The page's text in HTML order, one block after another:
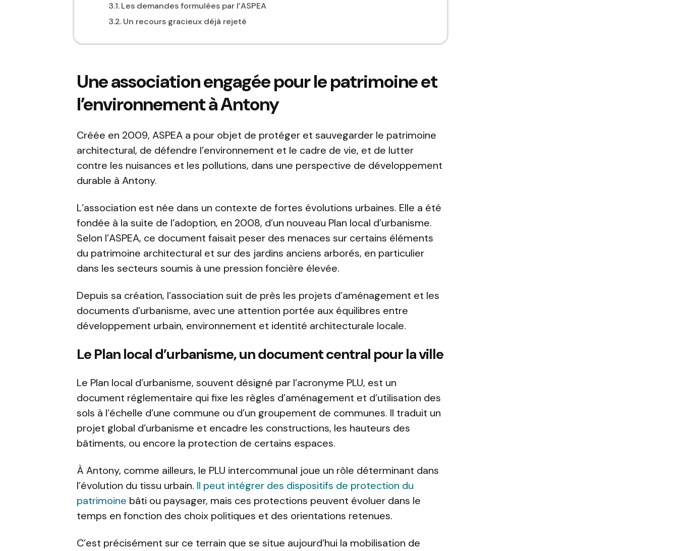
Les demandes formulées par l’ASPEA
Un recours gracieux déjà rejeté
Une association engagée pour le patrimoine et
l’environnement à Antony
Créée en 2009, ASPEA a pour objet de protéger et sauvegarder le patrimoine
architectural, de défendre l’environnement et le cadre de vie, et de lutter
contre les nuisances et les pollutions, dans une perspective de développement
durable à Antony.
L’association est née dans un contexte de fortes évolutions urbaines. Elle a été
fondée à la suite de l’adoption, en 2008, d’un nouveau Plan local d’urbanisme.
Selon l’ASPEA, ce document faisait peser des menaces sur certains éléments
du patrimoine architectural et sur des jardins anciens arborés, en particulier
dans les secteurs soumis à une pression foncière élevée.
Depuis sa création, l’association suit de près les projets d’aménagement et les
documents d’urbanisme, avec une attention portée aux équilibres entre
développement urbain, environnement et identité architecturale locale.
Le Plan local d’urbanisme, un document central pour la ville
Le Plan local d’urbanisme, souvent désigné par l’acronyme PLU, est un
document réglementaire qui fixe les règles d’aménagement et d’utilisation des
sols à l’échelle d’une commune ou d’un groupement de communes. Il traduit un
projet global d’urbanisme et encadre les constructions, les hauteurs des
bâtiments, ou encore la protection de certains espaces.
À Antony, comme ailleurs, le PLU intercommunal joue un rôle déterminant dans
l’évolution du tissu urbain. Il peut intégrer des dispositifs de protection du
patrimoine bâti ou paysager, mais ces protections peuvent évoluer dans le
temps en fonction des choix politiques et des orientations retenues.
C’est précisément sur ce terrain que se situe aujourd’hui la mobilisation de